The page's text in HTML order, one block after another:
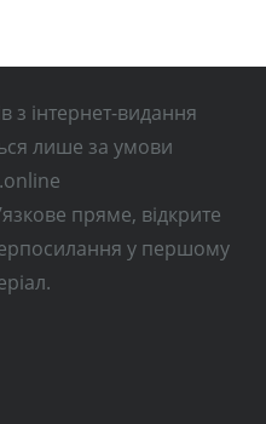
з інтернет-видання
лише за умови
пряме, відкрите
у першому